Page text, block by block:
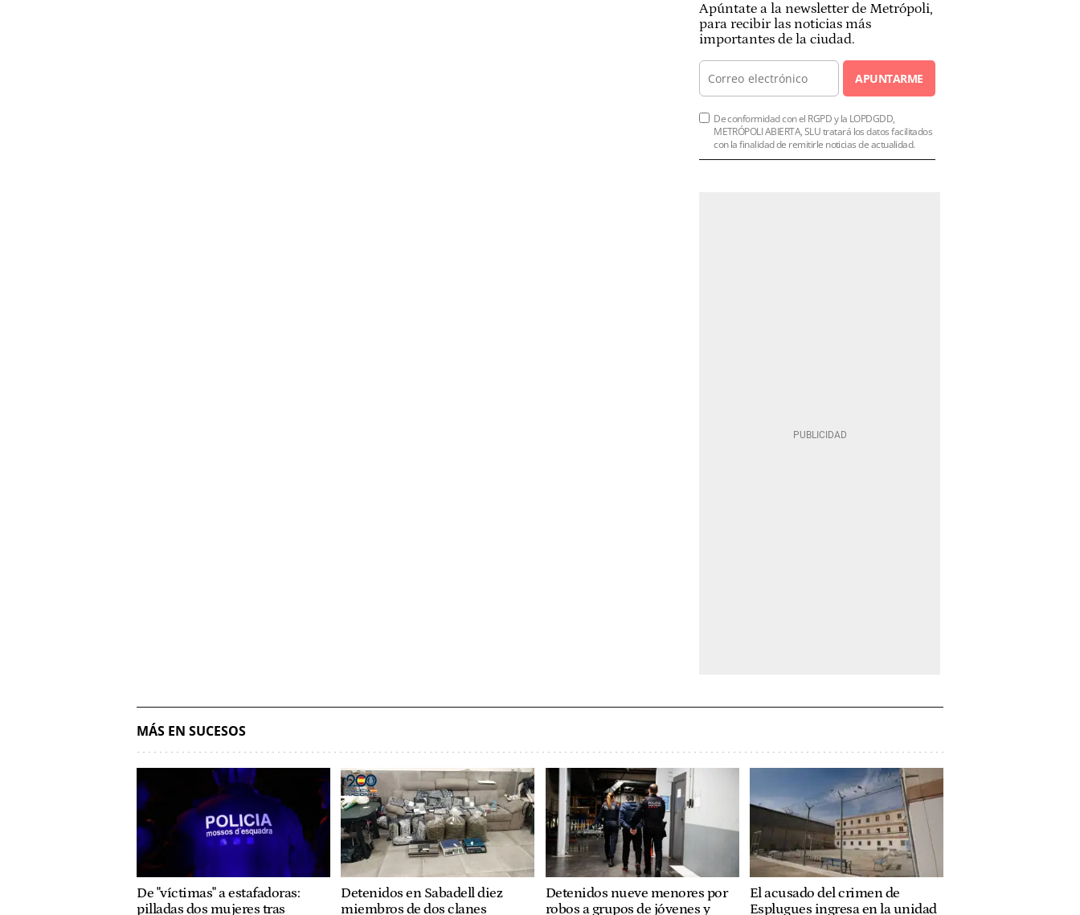
Apúntate a la newsletter de Metrópoli,
para recibir las noticias más
importantes de la ciudad.
APUNTARME
De conformidad con el RGPD y la LOPDGDD,
METRÓPOLI ABIERTA, SLU tratará los datos facilitados
con la finalidad de remitirle noticias de actualidad.
MÁS EN SUCESOS
De "víctimas" a estafadoras:
pilladas dos mujeres tras
Detenidos en Sabadell diez
miembros de dos clanes
Detenidos nueve menores por
robos a grupos de jóvenes y
El acusado del crimen de
Esplugues ingresa en la unidad